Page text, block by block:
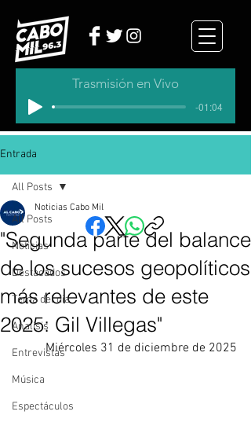
Trasmisión en Vivo
-01:04
Entrada
All Posts
Noticias
Destacados
Tema del dia
Analisis
Entrevistas
Música
Espectáculos
All Posts
"Segunda parte del balance
de los sucesos geopolíticos
más relevantes de este
2025: Gil Villegas"
Noticias Cabo Mil
Miércoles 31 de diciembre de 2025